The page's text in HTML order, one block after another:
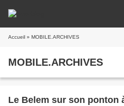
Accueil » MOBILE.ARCHIVES
MOBILE.ARCHIVES
Le Belem sur son ponton